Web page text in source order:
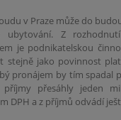
v Praze může do
ubytování. Z
je podnikatelskou
stejně jako povinnost
pronájem by tím spadal
přesáhly jeden
DPH a z příjmů odvádí